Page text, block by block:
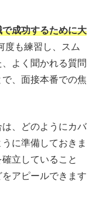
成功するために大
度も練習し、スム
よく聞かれる質問
、面接本番での焦
、どのようにカバ
に準備しておきま
立していること
アピールできます